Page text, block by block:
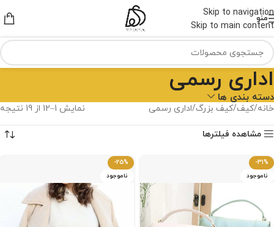
Skip to navigation
Skip to main content
منو
اداری رسمی
دسته بندی ها
خانه کیف کیف بزرگ اداری رسمی نمایش 1–12 از 19 نتیجه
مشاهده فیلترها
-31%
ناموجود
-25%
ناموجود